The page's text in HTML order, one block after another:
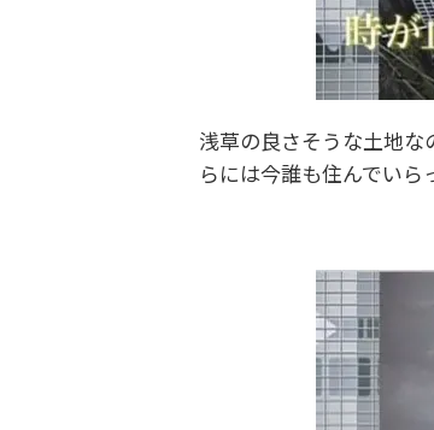
浅草の良さそうな土地
らには今誰も住んでいら